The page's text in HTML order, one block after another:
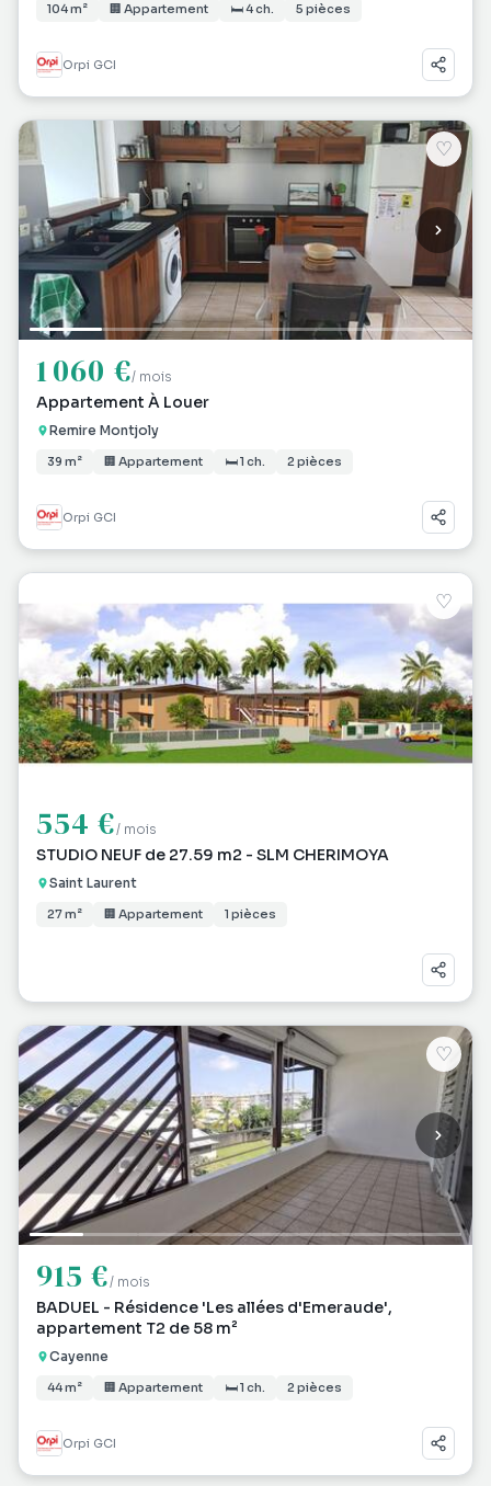
104 m² 🏢 Appartement 🛏 4 ch. 5 pièces
Orpi GCI
♡
1 060 €/ mois
Appartement À Louer
Remire Montjoly
39 m² 🏢 Appartement 🛏 1 ch. 2 pièces
Orpi GCI
♡
554 €/ mois
STUDIO NEUF de 27.59 m2 - SLM CHERIMOYA
Saint Laurent
27 m² 🏢 Appartement 1 pièces
♡
915 €/ mois
BADUEL - Résidence 'Les allées d'Emeraude',
appartement T2 de 58 m²
Cayenne
44 m² 🏢 Appartement 🛏 1 ch. 2 pièces
Orpi GCI